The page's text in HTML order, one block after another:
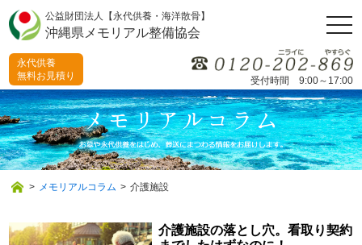
公益財団法人【永代供養・海洋散骨】
沖縄県メモリアル整備協会
受付時間 9:00～17:00
永代供養
無料お見積り
> メモリアルコラム > 介護施設
介護施設の落とし穴。看取り契約